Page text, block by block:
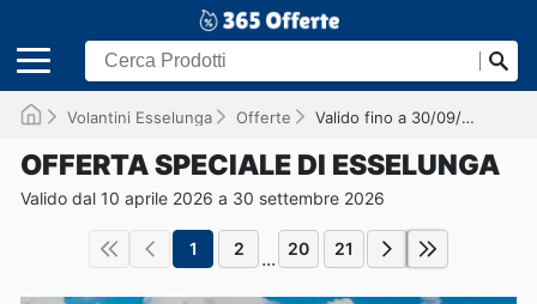
Volantini Esselunga Offerte Valido fino a 30/09/2026
OFFERTA SPECIALE DI ESSELUNGA
Valido dal 10 aprile 2026 a 30 settembre 2026
1 2 ... 20 21